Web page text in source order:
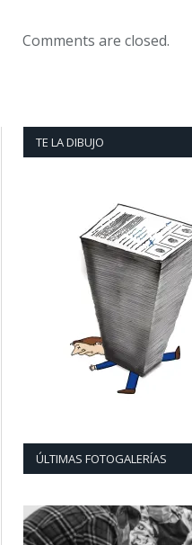
Comments are closed.
TE LA DIBUJO
ÚLTIMAS FOTOGALERÍAS